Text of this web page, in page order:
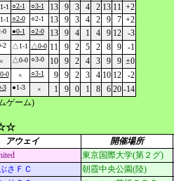
1 ○2-1 ○3-1 13 9 3 4 2 13 11 +2
1 ○2-0 ○2-1 13 9 3 4 2 9 7 +2
0 ●0-1 ○2-0 13 9 4 1 4 9 12
-3
2 △1-1 △0-0 11 9 2 5 2 8 9
-1
× △0-0 ○3-0 10 9 2 4 3 9 9 ±0
0 × ○3-1 9 9 2 3 4 10 12
-2
3 ●1-3 × 1 9 0 1 8 6 20 -14
ゲーム)
アウェイ 開催場所
東京国際大学(第２グ)
さＦＣ 朝霞中央公園(陸)